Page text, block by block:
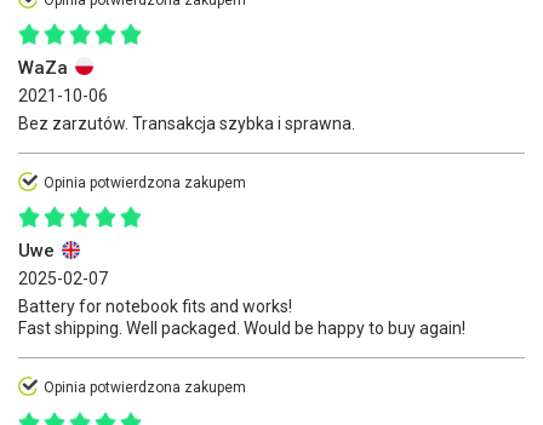
WaZa
2021-10-06
Bez zarzutów. Transakcja szybka i sprawna.
Opinia potwierdzona zakupem
Uwe
2025-02-07
Battery for notebook fits and works!
Fast shipping. Well packaged. Would be happy to buy again!
Opinia potwierdzona zakupem